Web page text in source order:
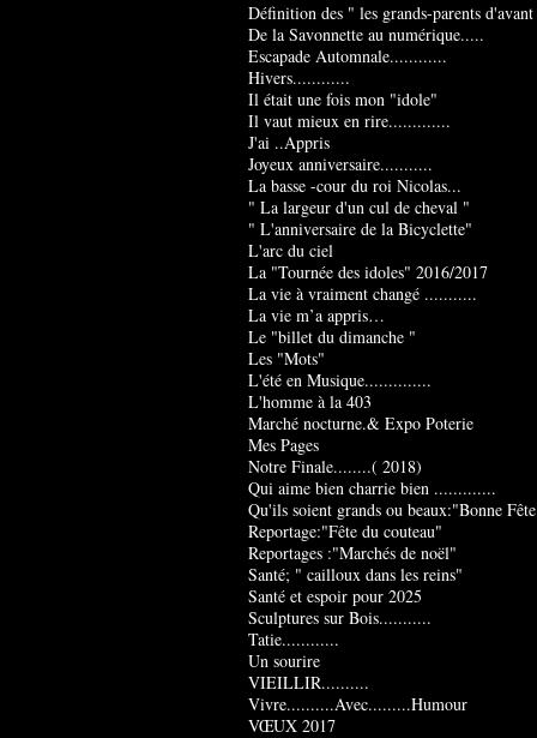
Définition des " les grands-parents
De la Savonnette au numérique.....
Escapade Automnale............
Hivers............
Il était une fois mon "idole"
Il vaut mieux en rire.............
J'ai ..Appris
Joyeux anniversaire...........
La basse -cour du roi Nicolas...
" La largeur d'un cul de cheval "
" L'anniversaire de la Bicyclette"
L'arc du ciel
La "Tournée des idoles" 2016/2017
La vie à vraiment changé ...........
La vie m’a appris…
Le "billet du dimanche "
Les "Mots"
L'été en Musique..............
L'homme à la 403
Marché nocturne.& Expo Poterie
Mes Pages
Notre Finale........( 2018)
Qui aime bien charrie bien .............
Qu'ils soient grands ou beaux:"Bonne
Reportage:"Fête du couteau"
Reportages :"Marchés de noël"
Santé; " cailloux dans les reins"
Santé et espoir pour 2025
Sculptures sur Bois...........
Tatie............
Un sourire
VIEILLIR..........
Vivre..........Avec.........Humour
VŒUX 2017